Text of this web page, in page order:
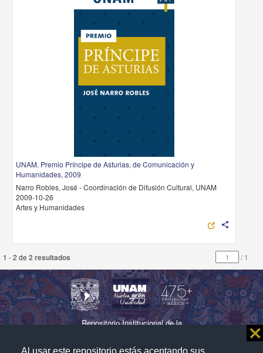
Al usar este repositorio estás aceptando sus
⨯
UNAM. Premio Príncipe de Asturias, de Comunicación y
Humanidades, 2009
Narro Robles, José - Coordinación de Difusión Cultural, UNAM
2009-10-26
Artes y Humanidades
share
1 - 2 de 2 resultados /1
Repositorio Institucional de la